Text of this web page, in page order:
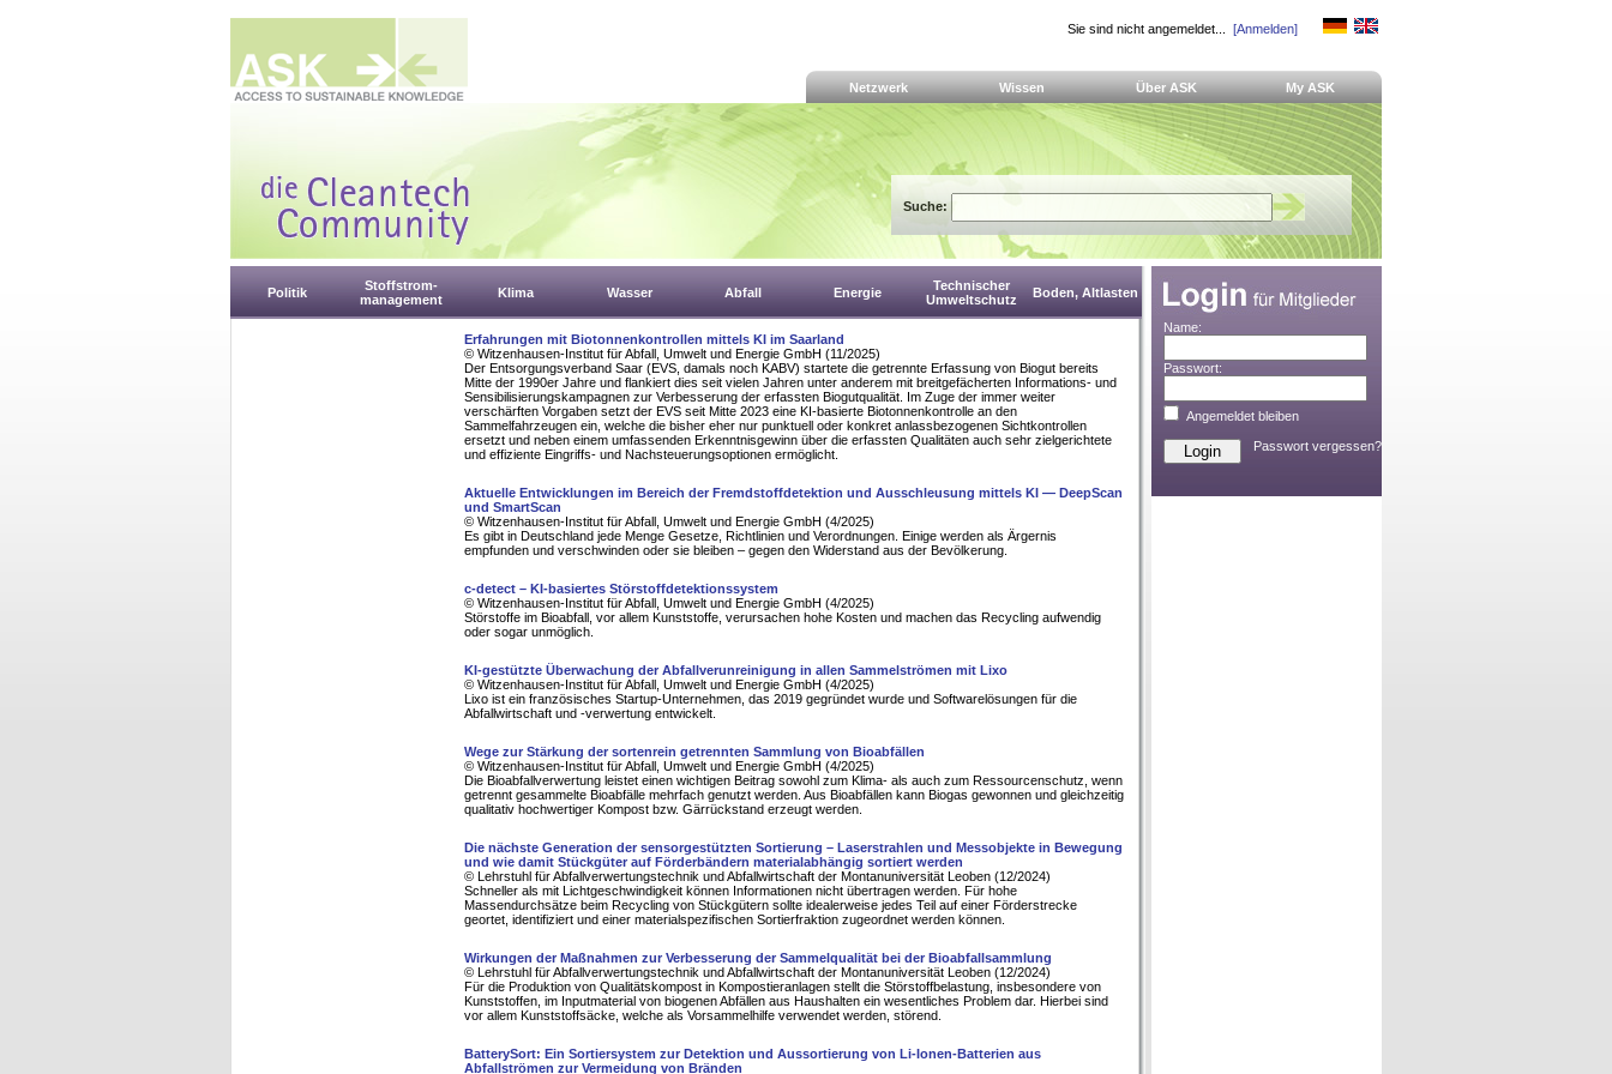
Sie sind nicht angemeldet... [Anmelden]
Netzwerk Wissen Über ASK My ASK
Suche:
Politik
Stoffstrom-
management
Klima Wasser Abfall Energie
Technischer
Umweltschutz
Boden, Altlasten
Erfahrungen mit Biotonnenkontrollen mittels KI im Saarland
© Witzenhausen-Institut für Abfall, Umwelt und Energie GmbH (11/2025)
Der Entsorgungsverband Saar (EVS, damals noch KABV) startete die getrennte Erfassung von Biogut bereits
Mitte der 1990er Jahre und flankiert dies seit vielen Jahren unter anderem mit breitgefächerten Informations- und
Sensibilisierungskampagnen zur Verbesserung der erfassten Biogutqualität. Im Zuge der immer weiter
verschärften Vorgaben setzt der EVS seit Mitte 2023 eine KI-basierte Biotonnenkontrolle an den
Sammelfahrzeugen ein, welche die bisher eher nur punktuell oder konkret anlassbezogenen Sichtkontrollen
ersetzt und neben einem umfassenden Erkenntnisgewinn über die erfassten Qualitäten auch sehr zielgerichtete
und effiziente Eingriffs- und Nachsteuerungsoptionen ermöglicht.
Aktuelle Entwicklungen im Bereich der Fremdstoffdetektion und Ausschleusung mittels KI — DeepScan
und SmartScan
© Witzenhausen-Institut für Abfall, Umwelt und Energie GmbH (4/2025)
Es gibt in Deutschland jede Menge Gesetze, Richtlinien und Verordnungen. Einige werden als Ärgernis
empfunden und verschwinden oder sie bleiben – gegen den Widerstand aus der Bevölkerung.
c-detect – KI-basiertes Störstoffdetektionssystem
© Witzenhausen-Institut für Abfall, Umwelt und Energie GmbH (4/2025)
Störstoffe im Bioabfall, vor allem Kunststoffe, verursachen hohe Kosten und machen das Recycling aufwendig
oder sogar unmöglich.
KI-gestützte Überwachung der Abfallverunreinigung in allen Sammelströmen mit Lixo
© Witzenhausen-Institut für Abfall, Umwelt und Energie GmbH (4/2025)
Lixo ist ein französisches Startup-Unternehmen, das 2019 gegründet wurde und Softwarelösungen für die
Abfallwirtschaft und -verwertung entwickelt.
Wege zur Stärkung der sortenrein getrennten Sammlung von Bioabfällen
© Witzenhausen-Institut für Abfall, Umwelt und Energie GmbH (4/2025)
Die Bioabfallverwertung leistet einen wichtigen Beitrag sowohl zum Klima- als auch zum Ressourcenschutz, wenn
getrennt gesammelte Bioabfälle mehrfach genutzt werden. Aus Bioabfällen kann Biogas gewonnen und gleichzeitig
qualitativ hochwertiger Kompost bzw. Gärrückstand erzeugt werden.
Die nächste Generation der sensorgestützten Sortierung – Laserstrahlen und Messobjekte in Bewegung
und wie damit Stückgüter auf Förderbändern materialabhängig sortiert werden
© Lehrstuhl für Abfallverwertungstechnik und Abfallwirtschaft der Montanuniversität Leoben (12/2024)
Schneller als mit Lichtgeschwindigkeit können Informationen nicht übertragen werden. Für hohe
Massendurchsätze beim Recycling von Stückgütern sollte idealerweise jedes Teil auf einer Förderstrecke
geortet, identifiziert und einer materialspezifischen Sortierfraktion zugeordnet werden können.
Wirkungen der Maßnahmen zur Verbesserung der Sammelqualität bei der Bioabfallsammlung
© Lehrstuhl für Abfallverwertungstechnik und Abfallwirtschaft der Montanuniversität Leoben (12/2024)
Für die Produktion von Qualitätskompost in Kompostieranlagen stellt die Störstoffbelastung, insbesondere von
Kunststoffen, im Inputmaterial von biogenen Abfällen aus Haushalten ein wesentliches Problem dar. Hierbei sind
vor allem Kunststoffsäcke, welche als Vorsammelhilfe verwendet werden, störend.
BatterySort: Ein Sortiersystem zur Detektion und Aussortierung von Li-Ionen-Batterien aus
Abfallströmen zur Vermeidung von Bränden
Name:
Passwort:
Angemeldet bleiben
Passwort vergessen?